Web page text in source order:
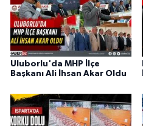
Uluborlu'da MHP İlçe
Başkanı Ali İhsan Akar Oldu